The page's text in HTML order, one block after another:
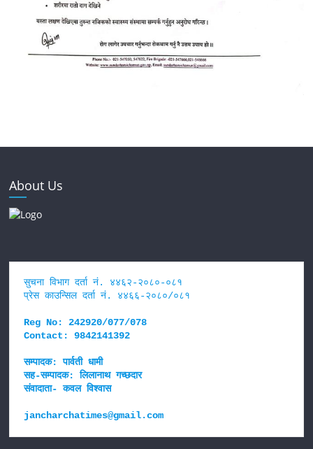
About Us
सुचना विभाग दर्ता नं. ४४६२-२०८०-०८१
प्रेस काउन्सिल दर्ता नं. ४४६६-२०८०/०८१
Reg No: 242920/077/078
Contact: 9842141392
सम्पादक: पार्वती धामी
सह-सम्पादक: लिलानाथ गच्छदार
संवादाता- कवल विश्वास
jancharchatimes@gmail.com